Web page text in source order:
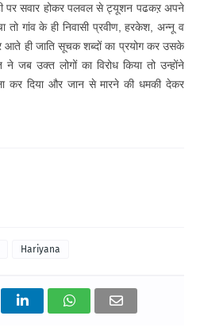
पर सवार होकर पलवल से ट्यूशन पढकऱ अपने
तो गांव के ही निवासी प्रवीण, हरकेश, अन्नू व
आते ही जाति सूचक शब्दों का प्रयोग कर उसके
जब उक्त लोगों का विरोध किया तो उन्होंने
कर दिया और जान से मारने की धमकी देकर
Hariyana